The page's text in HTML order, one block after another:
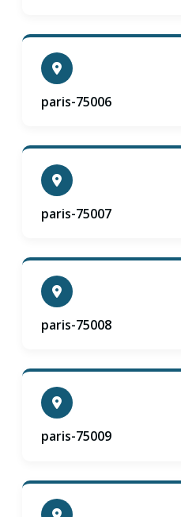
paris-75006
paris-75007
paris-75008
paris-75009